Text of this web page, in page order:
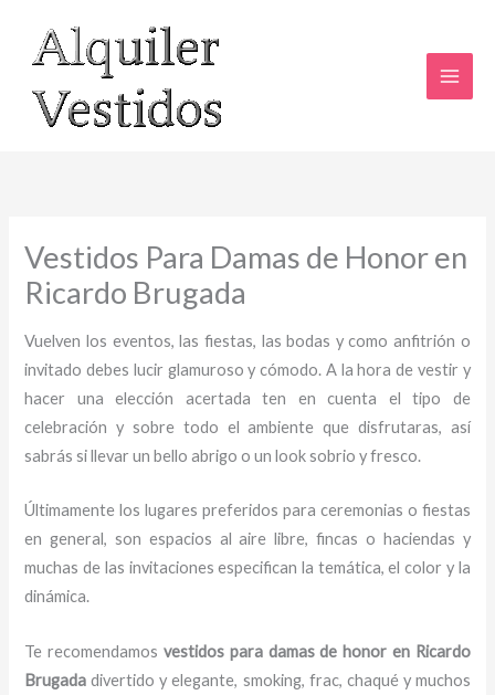
contenido
Vestidos Para Damas de Honor en
Ricardo Brugada
Vuelven los eventos, las fiestas, las bodas y como anfitrión o
invitado debes lucir glamuroso y cómodo. A la hora de vestir y
hacer una elección acertada ten en cuenta el tipo de
celebración y sobre todo el ambiente que disfrutaras, así
sabrás si llevar un bello abrigo o un look sobrio y fresco.
Últimamente los lugares preferidos para ceremonias o fiestas
en general, son espacios al aire libre, fincas o haciendas y
muchas de las invitaciones especifican la temática, el color y la
dinámica.
Te recomendamos vestidos para damas de honor en Ricardo
Brugadadivertido y elegante, smoking, frac, chaqué y muchos